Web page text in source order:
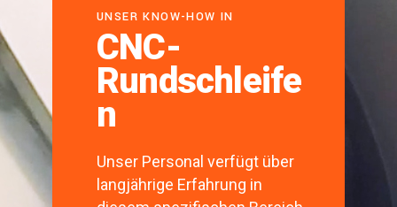
UNSER KNOW-HOW IN
CNC-
Rundschleife
n
Unser Personal verfügt über
langjährige Erfahrung in